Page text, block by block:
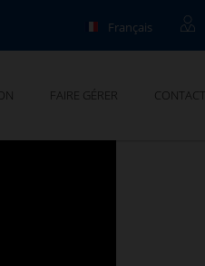
Français
FAIRE GÉRER CONTACT